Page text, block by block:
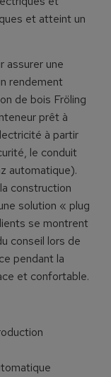
et atteint un
assurer une
rendement
de bois Fröling
prêt à
à partir
le conduit
automatique).
construction
solution « plug
se montrent
conseil lors de
pendant la
et confortable.